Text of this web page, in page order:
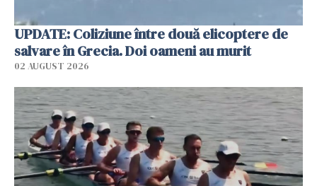
UPDATE: Coliziune între două elicoptere de
salvare în Grecia. Doi oameni au murit
02 AUGUST 2026